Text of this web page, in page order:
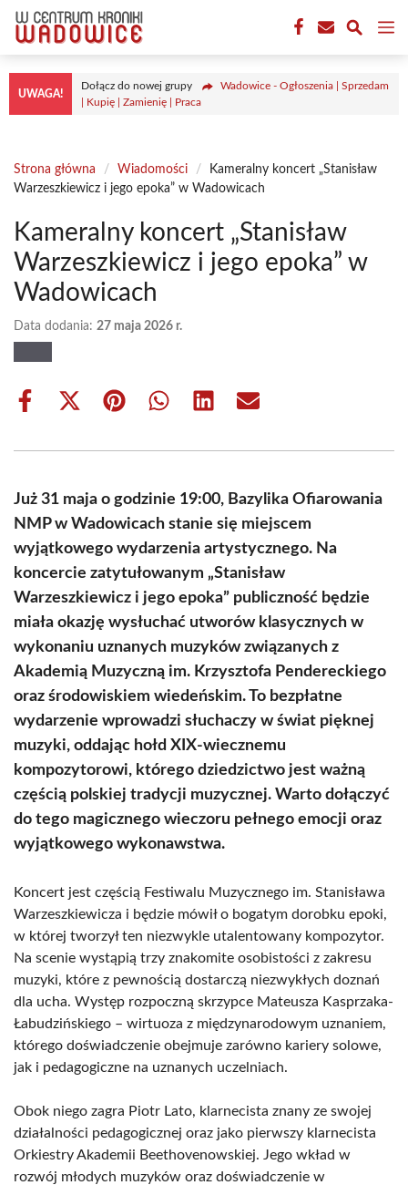
Przejdź
treści
UWAGA!
Dołącz do nowej grupy
Wadowice - Ogłoszenia | Sprzedam
| Kupię | Zamienię | Praca
Strona główna / Wiadomości /
Kameralny koncert „Stanisław
Warzeszkiewicz i jego epoka” w Wadowicach
Kameralny koncert „Stanisław
Warzeszkiewicz i jego epoka” w
Wadowicach
Data dodania: 27 maja 2026 r.
Share
Share
(Twitter)
Share Share Share Share
Już 31 maja o godzinie 19:00, Bazylika Ofiarowania
NMP w Wadowicach stanie się miejscem
wyjątkowego wydarzenia artystycznego. Na
koncercie zatytułowanym „Stanisław
Warzeszkiewicz i jego epoka” publiczność będzie
miała okazję wysłuchać utworów klasycznych w
wykonaniu uznanych muzyków związanych z
Akademią Muzyczną im. Krzysztofa Pendereckiego
oraz środowiskiem wiedeńskim. To bezpłatne
wydarzenie wprowadzi słuchaczy w świat pięknej
muzyki, oddając hołd XIX-wiecznemu
kompozytorowi, którego dziedzictwo jest ważną
częścią polskiej tradycji muzycznej. Warto dołączyć
do tego magicznego wieczoru pełnego emocji oraz
wyjątkowego wykonawstwa.
Koncert jest częścią Festiwalu Muzycznego im. Stanisława
Warzeszkiewicza i będzie mówił o bogatym dorobku epoki,
w której tworzył ten niezwykle utalentowany kompozytor.
Na scenie wystąpią trzy znakomite osobistości z zakresu
muzyki, które z pewnością dostarczą niezwykłych doznań
dla ucha. Występ rozpoczną skrzypce Mateusza Kasprzaka-
Łabudzińskiego – wirtuoza z międzynarodowym uznaniem,
którego doświadczenie obejmuje zarówno kariery solowe,
jak i pedagogiczne na uznanych uczelniach.
Obok niego zagra Piotr Lato, klarnecista znany ze swojej
działalności pedagogicznej oraz jako pierwszy klarnecista
Orkiestry Akademii Beethovenowskiej. Jego wkład w
rozwój młodych muzyków oraz doświadczenie w